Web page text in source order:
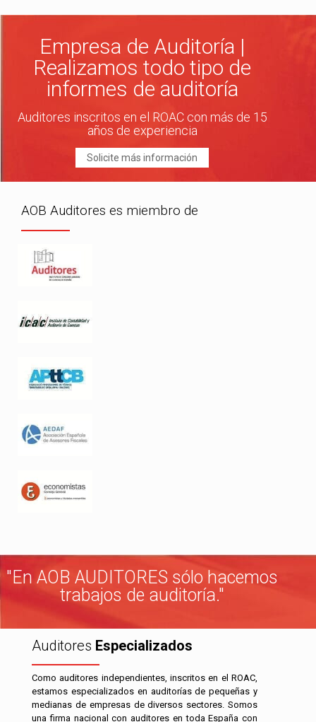
Empresa de Auditoría |
Realizamos todo tipo de
informes de auditoría
Auditores inscritos en el ROAC con más de 15
años de experiencia
Solicite más información
AOB Auditores es miembro de
"En AOB AUDITORES sólo hacemos
trabajos de auditoría."
Auditores Especializados
Como auditores independientes, inscritos en el ROAC,
estamos especializados en auditorías de pequeñas y
medianas de empresas de diversos sectores. Somos
una firma nacional con auditores en toda España con